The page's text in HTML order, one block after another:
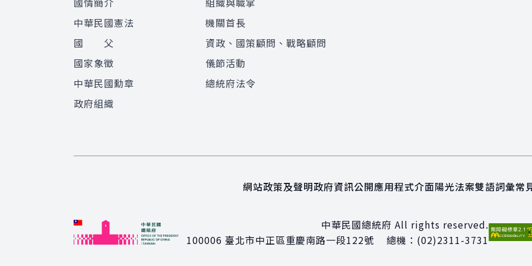
中華民國憲法
國 父
國家象徵
中華民國勳章
政府組織
機關首長
資政、國策顧問、戰略顧問
儀節活動
總統府法令
網站政策及聲明政府資訊公開應用程式介面陽光法案雙語詞彙常
中華民國總統府 All rights reserved.
100006 臺北市中正區重慶南路一段122號 總機： (02)2311-3731